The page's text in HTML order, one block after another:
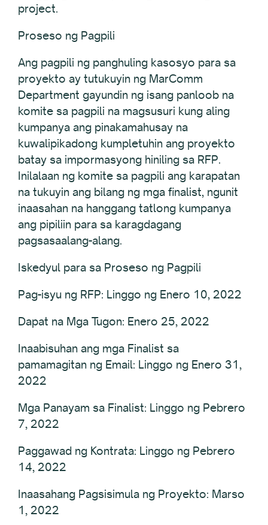
project.
Proseso ng Pagpili
Ang pagpili ng panghuling kasosyo para sa
proyekto ay tutukuyin ng MarComm
Department gayundin ng isang panloob na
komite sa pagpili na magsusuri kung aling
kumpanya ang pinakamahusay na
kuwalipikadong kumpletuhin ang proyekto
batay sa impormasyong hiniling sa RFP.
Inilalaan ng komite sa pagpili ang karapatan
na tukuyin ang bilang ng mga finalist, ngunit
inaasahan na hanggang tatlong kumpanya
ang pipiliin para sa karagdagang
pagsasaalang-alang.
Iskedyul para sa Proseso ng Pagpili
Pag-isyu ng RFP: Linggo ng Enero 10, 2022
Dapat na Mga Tugon: Enero 25, 2022
Inaabisuhan ang mga Finalist sa
pamamagitan ng Email: Linggo ng Enero 31,
2022
Mga Panayam sa Finalist: Linggo ng Pebrero
7, 2022
Paggawad ng Kontrata: Linggo ng Pebrero
14, 2022
Inaasahang Pagsisimula ng Proyekto: Marso
1, 2022